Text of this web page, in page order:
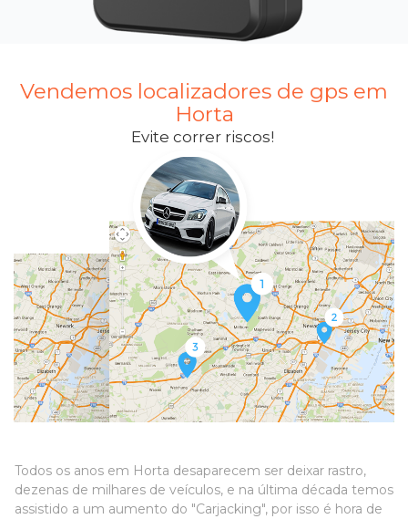
Vendemos localizadores de gps em
Horta
Evite correr riscos!
Todos os anos em Horta desaparecem ser deixar rastro,
dezenas de milhares de veículos, e na última década temos
assistido a um aumento do "Carjacking", por isso é hora de